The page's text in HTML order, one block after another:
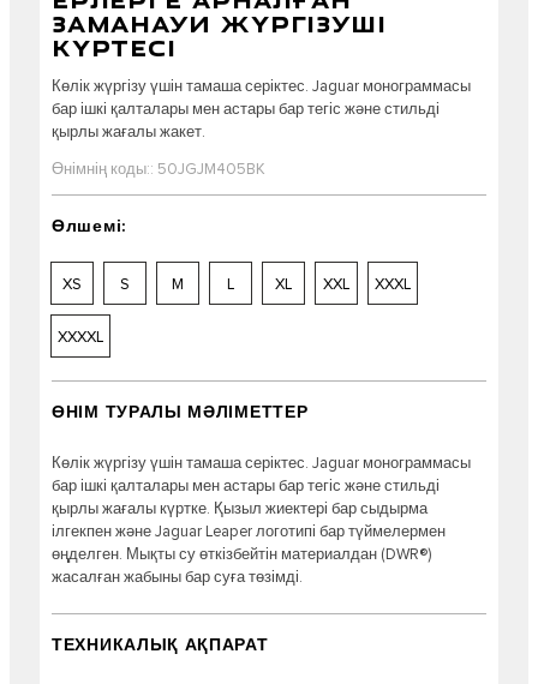
ЗАМАНАУИ ЖҮРГІЗУШІ
КҮРТЕСІ
Көлік жүргізу үшін тамаша серіктес. Jaguar монограммасы
бар ішкі қалталары мен астары бар тегіс және стильді
қырлы жағалы жакет.
Өнімнің коды:: 50JGJM405BK
Өлшемі:
XS S M L XL XXL XXXL
XXXXL
ӨНІМ ТУРАЛЫ МӘЛІМЕТТЕР
Көлік жүргізу үшін тамаша серіктес. Jaguar монограммасы
бар ішкі қалталары мен астары бар тегіс және стильді
қырлы жағалы күртке. Қызыл жиектері бар сыдырма
ілгекпен және Jaguar Leaper логотипі бар түймелермен
өңделген. Мықты су өткізбейтін материалдан (DWR®)
жасалған жабыны бар суға төзімді.
ТЕХНИКАЛЫҚ АҚПАРАТ